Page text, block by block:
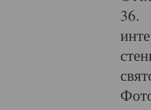
36.